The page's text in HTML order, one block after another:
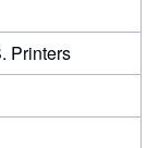
Printers